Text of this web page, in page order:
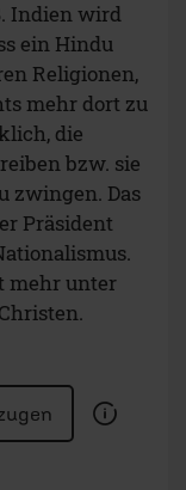
Indien wird
ein Hindu
Religionen,
mehr dort zu
die
bzw. sie
zwingen. Das
Präsident
mehr unter